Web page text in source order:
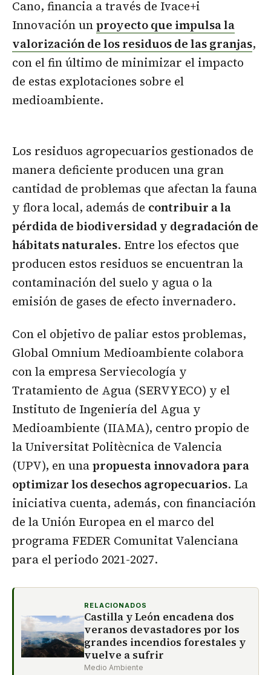
Cano, financia a través de Ivace+i
Innovación unproyecto que impulsa la
valorización de los residuos de las granjas,
con el fin último de minimizar el impacto
de estas explotaciones sobre el
medioambiente.
Los residuos agropecuarios gestionados de
manera deficiente producen una gran
cantidad de problemas que afectan la fauna
y flora local, además de contribuir a la
pérdida de biodiversidad y degradación de
hábitats naturales. Entre los efectos que
producen estos residuos se encuentran la
contaminación del suelo y agua o la
emisión de gases de efecto invernadero.
Con el objetivo de paliar estos problemas,
Global Omnium Medioambiente colabora
con la empresa Serviecología y
Tratamiento de Agua (SERVYECO) y el
Instituto de Ingeniería del Agua y
Medioambiente (IIAMA), centro propio de
la Universitat Politècnica de Valencia
(UPV), en unapropuesta innovadora para
optimizar los desechos agropecuarios. La
iniciativa cuenta, además, con financiación
de la Unión Europea en el marco del
programa FEDER Comunitat Valenciana
para el periodo 2021-2027.
RELACIONADOS
Castilla y León encadena dos
veranos devastadores por los
grandes incendios forestales y
vuelve a sufrir
Medio Ambiente